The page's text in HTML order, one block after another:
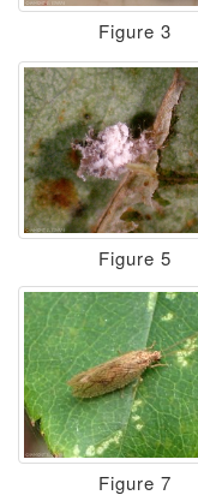
Figure 3
Figure 5
Figure 7